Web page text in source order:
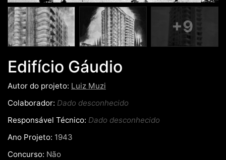
+9
Edifício Gáudio
Autor do projeto: Luiz Muzi
Colaborador: Dado desconhecido
Responsável Técnico: Dado desconhecido
Ano Projeto: 1943
Concurso: Não